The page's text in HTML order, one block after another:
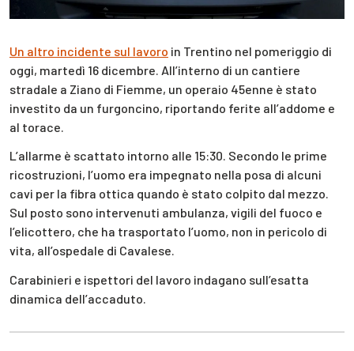
Un altro incidente sul lavoro in Trentino nel pomeriggio di
oggi, martedì 16 dicembre. All’interno di un cantiere
stradale a Ziano di Fiemme, un operaio 45enne è stato
investito da un furgoncino, riportando ferite all’addome e
al torace.
L’allarme è scattato intorno alle 15:30. Secondo le prime
ricostruzioni, l’uomo era impegnato nella posa di alcuni
cavi per la fibra ottica quando è stato colpito dal mezzo.
Sul posto sono intervenuti ambulanza, vigili del fuoco e
l’elicottero, che ha trasportato l’uomo, non in pericolo di
vita, all’ospedale di Cavalese.
Carabinieri e ispettori del lavoro indagano sull’esatta
dinamica dell’accaduto.